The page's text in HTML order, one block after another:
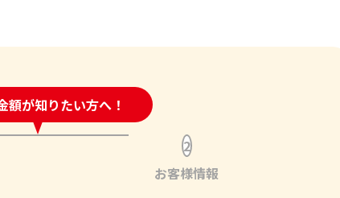
額が知りたい方へ！
中!問い合わせフォーム
2
お客様情報